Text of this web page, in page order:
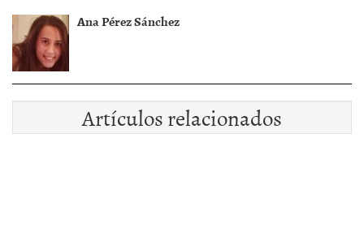
Ana Pérez Sánchez
Artículos relacionados